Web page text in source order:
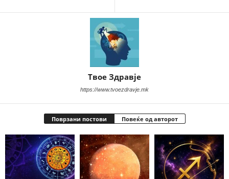
Твое Здравје
https://www.tvoezdravje.mk
Поврзани постови Повеќе од авторот